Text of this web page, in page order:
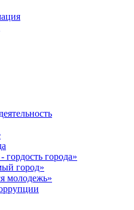
гордость города»
город»
молодежь»